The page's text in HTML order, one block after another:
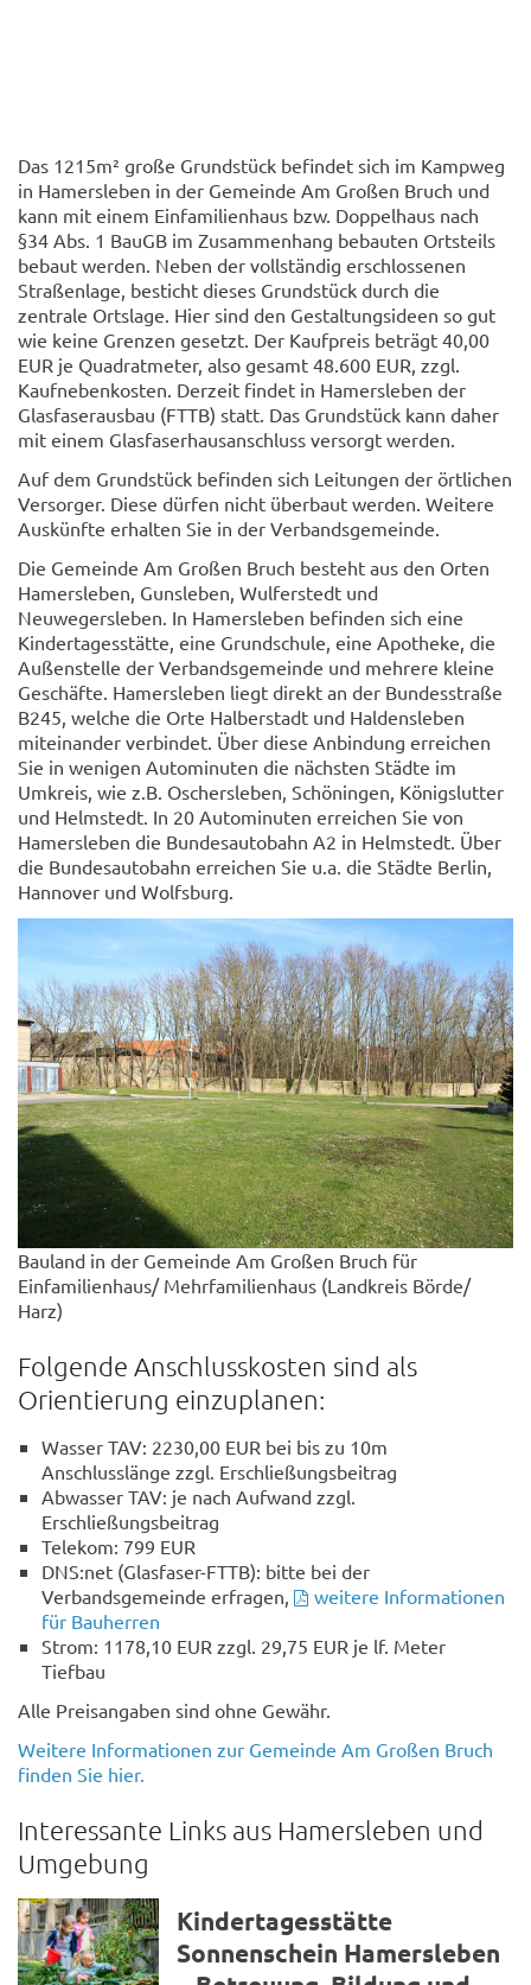
Das 1215m² große Grundstück befindet sich im Kampweg
in Hamersleben in der Gemeinde Am Großen Bruch und
kann mit einem Einfamilienhaus bzw. Doppelhaus nach
§34 Abs. 1 BauGB im Zusammenhang bebauten Ortsteils
bebaut werden. Neben der vollständig erschlossenen
Straßenlage, besticht dieses Grundstück durch die
zentrale Ortslage. Hier sind den Gestaltungsideen so gut
wie keine Grenzen gesetzt. Der Kaufpreis beträgt 40,00
EUR je Quadratmeter, also gesamt 48.600 EUR, zzgl.
Kaufnebenkosten. Derzeit findet in Hamersleben der
Glasfaserausbau (FTTB) statt. Das Grundstück kann daher
mit einem Glasfaserhausanschluss versorgt werden.
Auf dem Grundstück befinden sich Leitungen der örtlichen
Versorger. Diese dürfen nicht überbaut werden. Weitere
Auskünfte erhalten Sie in der Verbandsgemeinde.
Die Gemeinde Am Großen Bruch besteht aus den Orten
Hamersleben, Gunsleben, Wulferstedt und
Neuwegersleben. In Hamersleben befinden sich eine
Kindertagesstätte, eine Grundschule, eine Apotheke, die
Außenstelle der Verbandsgemeinde und mehrere kleine
Geschäfte. Hamersleben liegt direkt an der Bundesstraße
B245, welche die Orte Halberstadt und Haldensleben
miteinander verbindet. Über diese Anbindung erreichen
Sie in wenigen Autominuten die nächsten Städte im
Umkreis, wie z.B. Oschersleben, Schöningen, Königslutter
und Helmstedt. In 20 Autominuten erreichen Sie von
Hamersleben die Bundesautobahn A2 in Helmstedt. Über
die Bundesautobahn erreichen Sie u.a. die Städte Berlin,
Hannover und Wolfsburg.
Bauland in der Gemeinde Am Großen Bruch für
Einfamilienhaus/ Mehrfamilienhaus (Landkreis Börde/
Harz)
Folgende Anschlusskosten sind als
Orientierung einzuplanen:
Wasser TAV: 2230,00 EUR bei bis zu 10m
Anschlusslänge zzgl. Erschließungsbeitrag
Abwasser TAV: je nach Aufwand zzgl.
Erschließungsbeitrag
Telekom: 799 EUR
DNS:net (Glasfaser-FTTB): bitte bei der
Verbandsgemeinde erfragen,
weitere Informationen
für Bauherren
Strom: 1178,10 EUR zzgl. 29,75 EUR je lf. Meter
Tiefbau
Alle Preisangaben sind ohne Gewähr.
Weitere Informationen zur Gemeinde Am Großen Bruch
finden Sie hier.
Interessante Links aus Hamersleben und
Umgebung
Kindertagesstätte
Sonnenschein Hamersleben